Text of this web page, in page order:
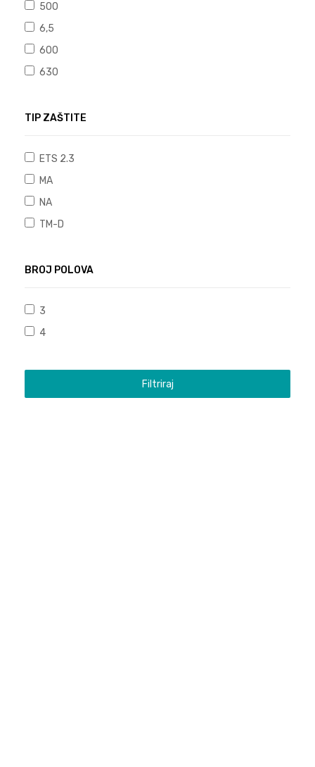
500
6,5
600
630
TIP ZAŠTITE
ETS 2.3
MA
NA
TM-D
BROJ POLOVA
3
4
Filtriraj